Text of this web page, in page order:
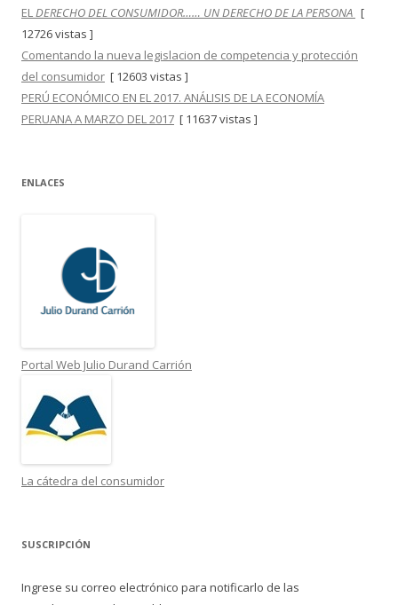
ELDERECHO DEL CONSUMIDOR…… UN DERECHO DE LA PERSONA [
12726 vistas ]
Comentando la nueva legislacion de competencia y protección
del consumidor [ 12603 vistas ]
PERÚ ECONÓMICO EN EL 2017. ANÁLISIS DE LA ECONOMÍA
PERUANA A MARZO DEL 2017 [ 11637 vistas ]
ENLACES
Portal Web Julio Durand Carrión
La cátedra del consumidor
SUSCRIPCIÓN
Ingrese su correo electrónico para notificarlo de las